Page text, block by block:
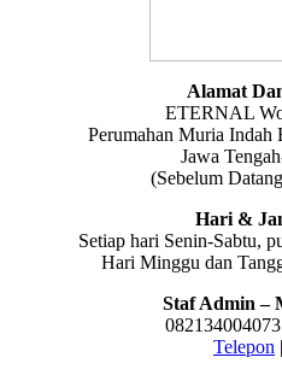
Alamat
ETERNAL
Perumahan Muria
Jawa
(Sebelum
Hari &
Setiap hari Senin-Sabtu,
Hari Minggu dan
Staf Admin –
Telepon |